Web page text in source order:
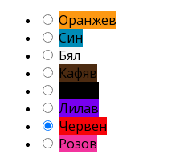
Оранжев
Син
Бял
Кафяв
Лилав
Червен
Розов